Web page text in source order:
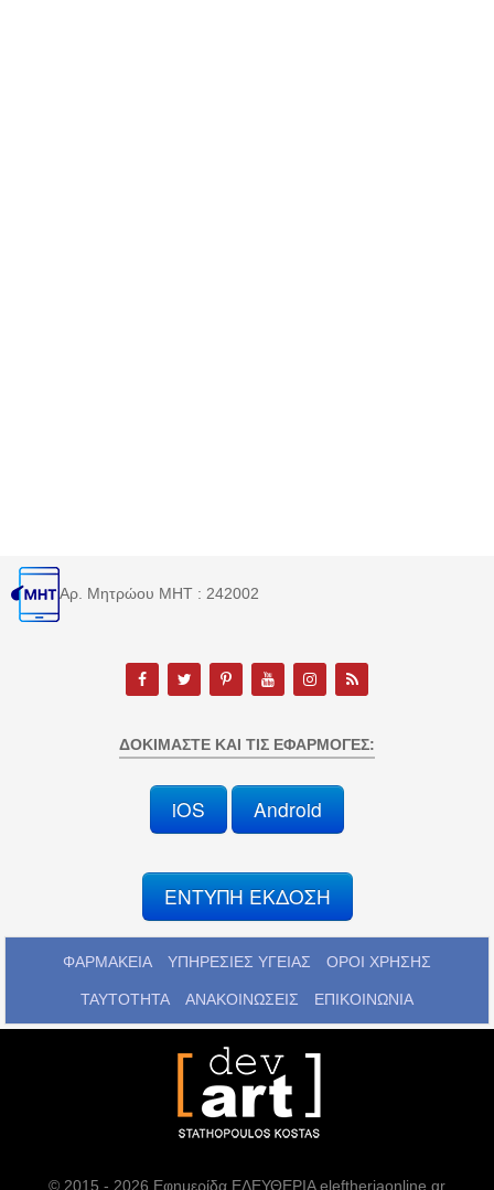
Αρ. Μητρώου MHT : 242002
ΔΟΚΙΜΆΣΤΕ ΚΑΙ ΤΙΣ ΕΦΑΡΜΟΓΈΣ:
iOS Android
ΕΝΤΥΠΗ ΕΚΔΟΣΗ
ΦΑΡΜΑΚΕΙΑ ΥΠΗΡΕΣΙΕΣ ΥΓΕΙΑΣ ΟΡΟΙ ΧΡΗΣΗΣ
ΤΑΥΤΟΤΗΤΑ ΑΝΑΚΟΙΝΩΣΕΙΣ ΕΠΙΚΟΙΝΩΝΙΑ
© 2015 - 2026 Εφημερίδα ΕΛΕΥΘΕΡΙΑ eleftheriaonline.gr